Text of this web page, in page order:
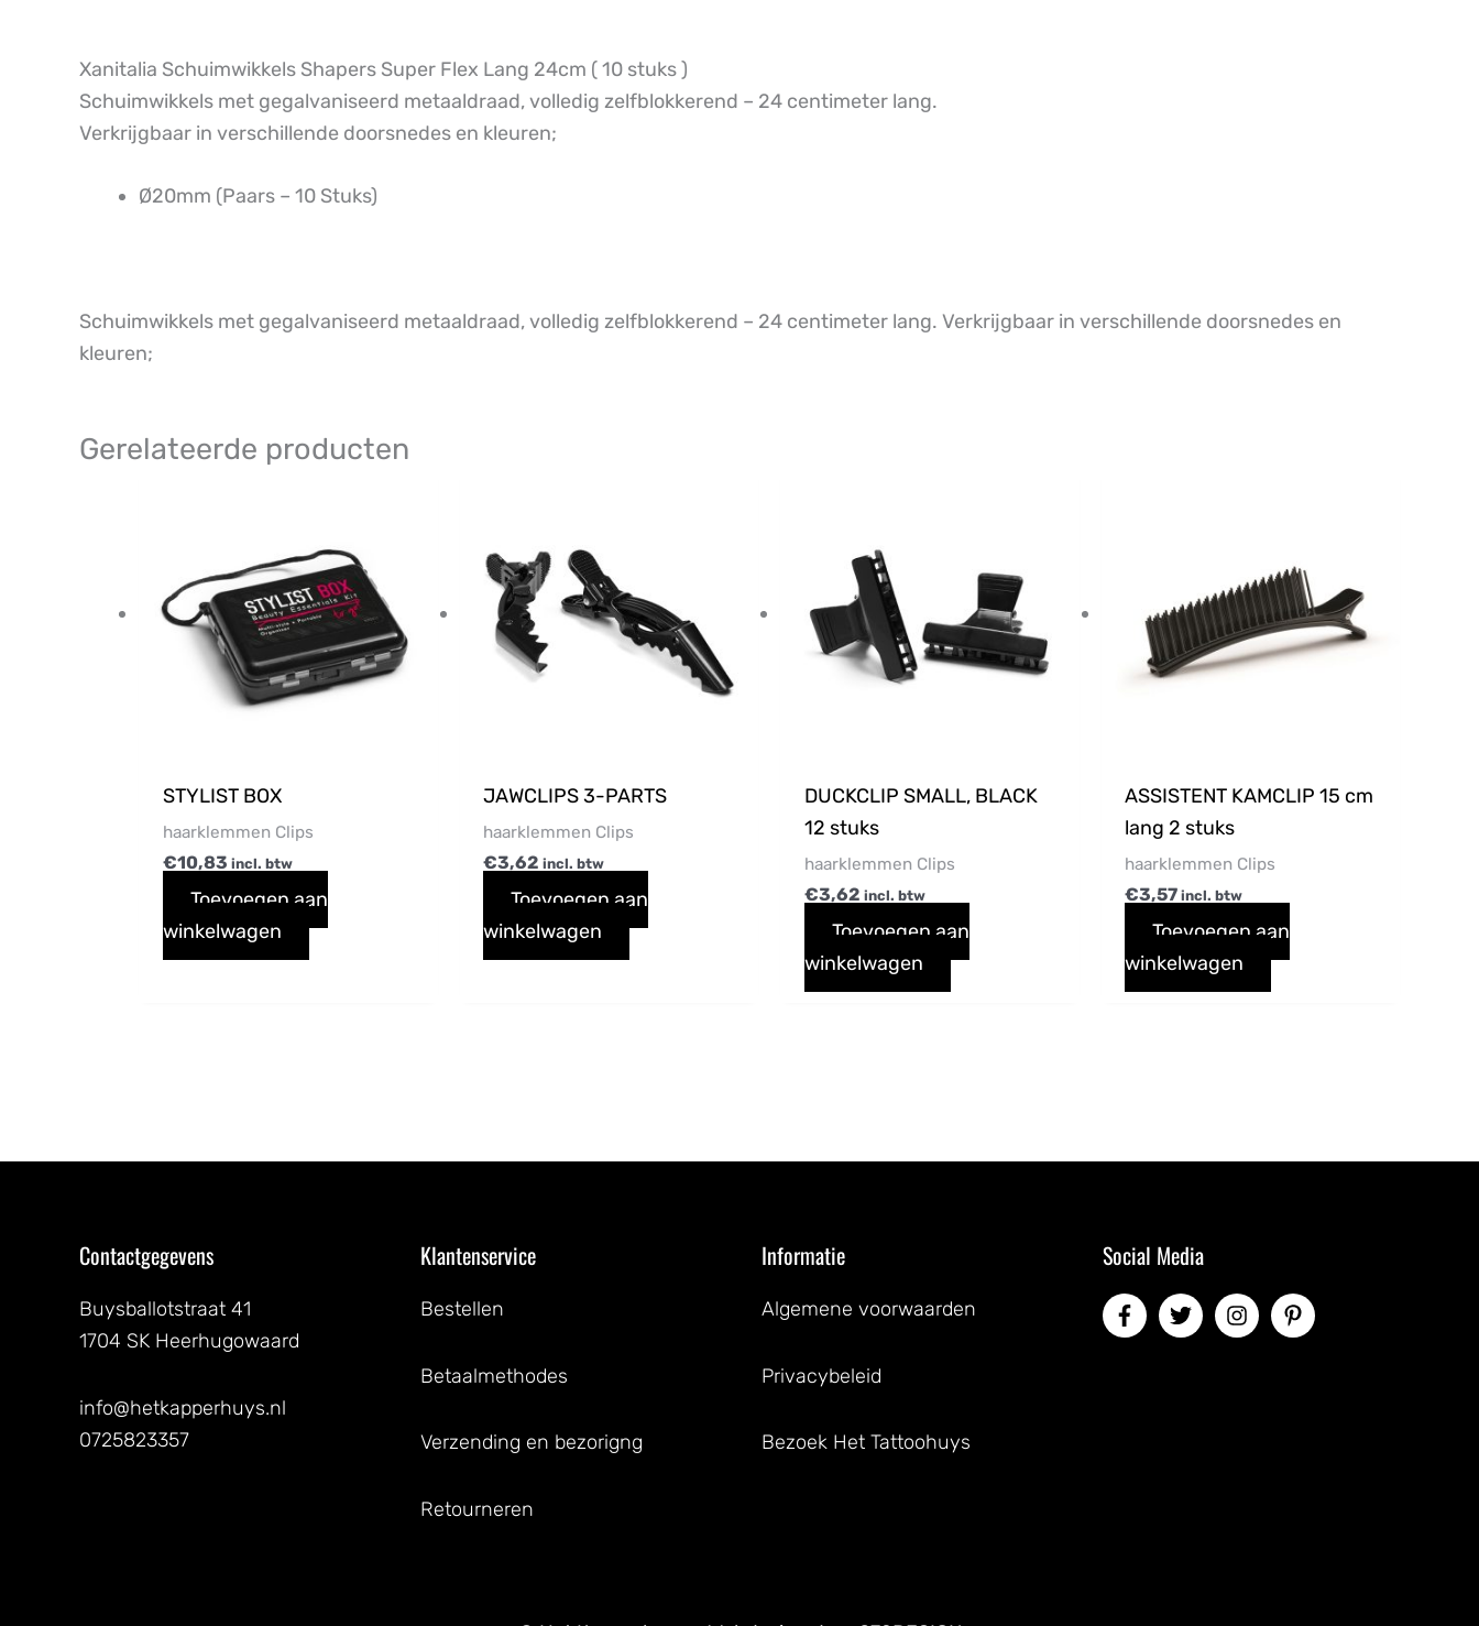
Xanitalia Schuimwikkels Shapers Super Flex Lang 24cm ( 10 stuks )
Schuimwikkels met gegalvaniseerd metaaldraad, volledig zelfblokkerend – 24 centimeter lang.
Verkrijgbaar in verschillende doorsnedes en kleuren;
Ø20mm (Paars – 10 Stuks)
Schuimwikkels met gegalvaniseerd metaaldraad, volledig zelfblokkerend – 24 centimeter lang. Verkrijgbaar in verschillende doorsnedes en
kleuren;
Gerelateerde producten
STYLIST BOX
haarklemmen Clips
€10,83 incl. btw
Toevoegen aan
winkelwagen
JAWCLIPS 3-PARTS
haarklemmen Clips
€3,62 incl. btw
Toevoegen aan
winkelwagen
DUCKCLIP SMALL, BLACK
12 stuks
haarklemmen Clips
€3,62 incl. btw
Toevoegen aan
winkelwagen
ASSISTENT KAMCLIP 15 cm
lang 2 stuks
haarklemmen Clips
€3,57 incl. btw
Toevoegen aan
winkelwagen
Contactgegevens
Buysballotstraat 41
1704 SK Heerhugowaard
info@hetkapperhuys.nl
0725823357
Klantenservice
Bestellen
Betaalmethodes
Verzending en bezorigng
Retourneren
Informatie
Algemene voorwaarden
Privacybeleid
Bezoek Het Tattoohuys
Social Media